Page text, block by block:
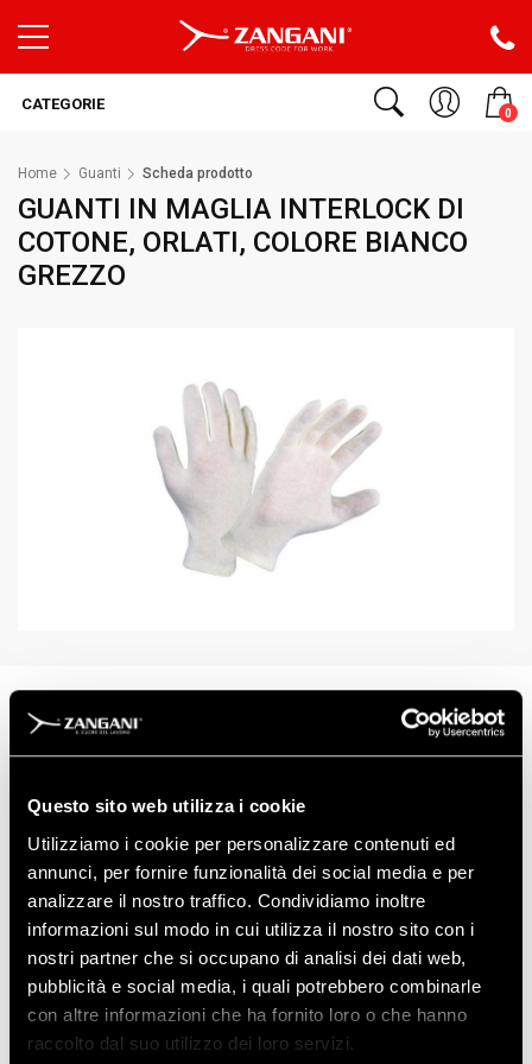
Questo sito web utilizza i cookie
Utilizziamo i cookie per personalizzare contenuti ed
annunci, per fornire funzionalità dei social media e per
analizzare il nostro traffico. Condividiamo inoltre
informazioni sul modo in cui utilizza il nostro sito con i
nostri partner che si occupano di analisi dei dati web,
pubblicità e social media, i quali potrebbero combinarle
con altre informazioni che ha fornito loro o che hanno
raccolto dal suo utilizzo dei loro servizi.
0
CATEGORIE
Home Guanti Scheda prodotto
GUANTI IN MAGLIA INTERLOCK DI
COTONE, ORLATI, COLORE BIANCO
GREZZO
ART: 30540
TAGLIEUOMO-DONNACAT. 1
dichiarazione di conformità UE CAT.1